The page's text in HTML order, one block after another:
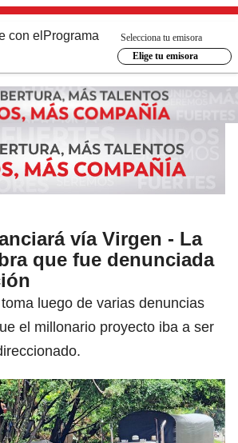
con el Programa
Selecciona tu emisora
Elige tu emisora
vía Virgen - La
que fue denunciada
luego de varias denuncias
el millonario proyecto iba a ser